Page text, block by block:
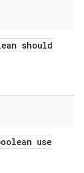
should
use